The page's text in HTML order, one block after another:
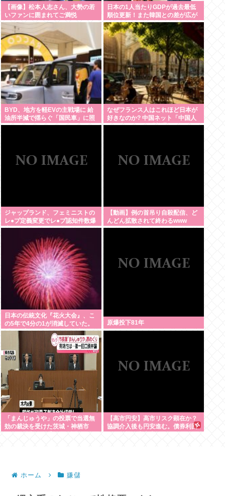
【画像】松本人志さん、大勢の若
いファンに囲まれてご満悦
日本の1人当たりGDPが過去最低
順位更新！また韓国との差が広が
りました
BYD、地方を軽EVの主戦場に 給
油所半減で揺らぐ「国民車」に照
準
なぜフランス人はこれほど日本が
好きなのか? 中国ネット「中国人
も日本が好き」「普通の人は…」
ジャップランド、フェミニストの
レ●プ定義変更でレ●プ認知件数爆
増www
【動画】例の首吊り自殺配信、ど
んどん拡散されて終わるwww
日本の伝統文化『花火大会』、こ
の5年で4分の1が消滅していた。
「物価高」と「やりすぎた中抜
原爆投下81年
「まんじゅうや」の投票で当選無
効の裁決を受けた茨城・神栖市
【高市円安】高市リスク顕在か？
協調介入後も円安進む。債券利回
ホーム 嫌儲